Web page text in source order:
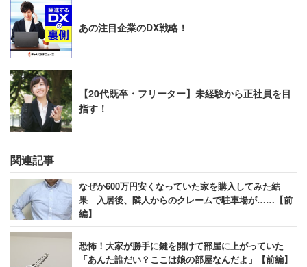
あの注目企業のDX戦略！
【20代既卒・フリーター】未経験から正社員を目
指す！
関連記事
なぜか600万円安くなっていた家を購入してみた結
果 入居後、隣人からのクレームで駐車場が……【前
編】
恐怖！大家が勝手に鍵を開けて部屋に上がっていた
「あんた誰だい？ここは娘の部屋なんだよ」【前編】